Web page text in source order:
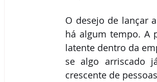
O desejo de lançar
há algum tempo. A
latente dentro da
se algo arriscado
crescente de